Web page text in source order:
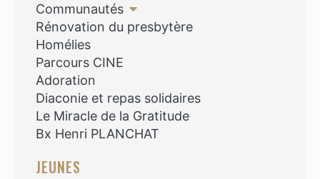
Communautés
Rénovation du presbytère
Homélies
Parcours CINE
Adoration
Diaconie et repas solidaires
Le Miracle de la Gratitude
Bx Henri PLANCHAT
JEUNES